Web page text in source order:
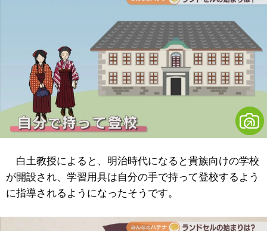
白土教授によると、明治時代になると貴族向けの学校
が開設され、学習用具は自分の手で持って登校するよう
に指導されるようになったそうです。